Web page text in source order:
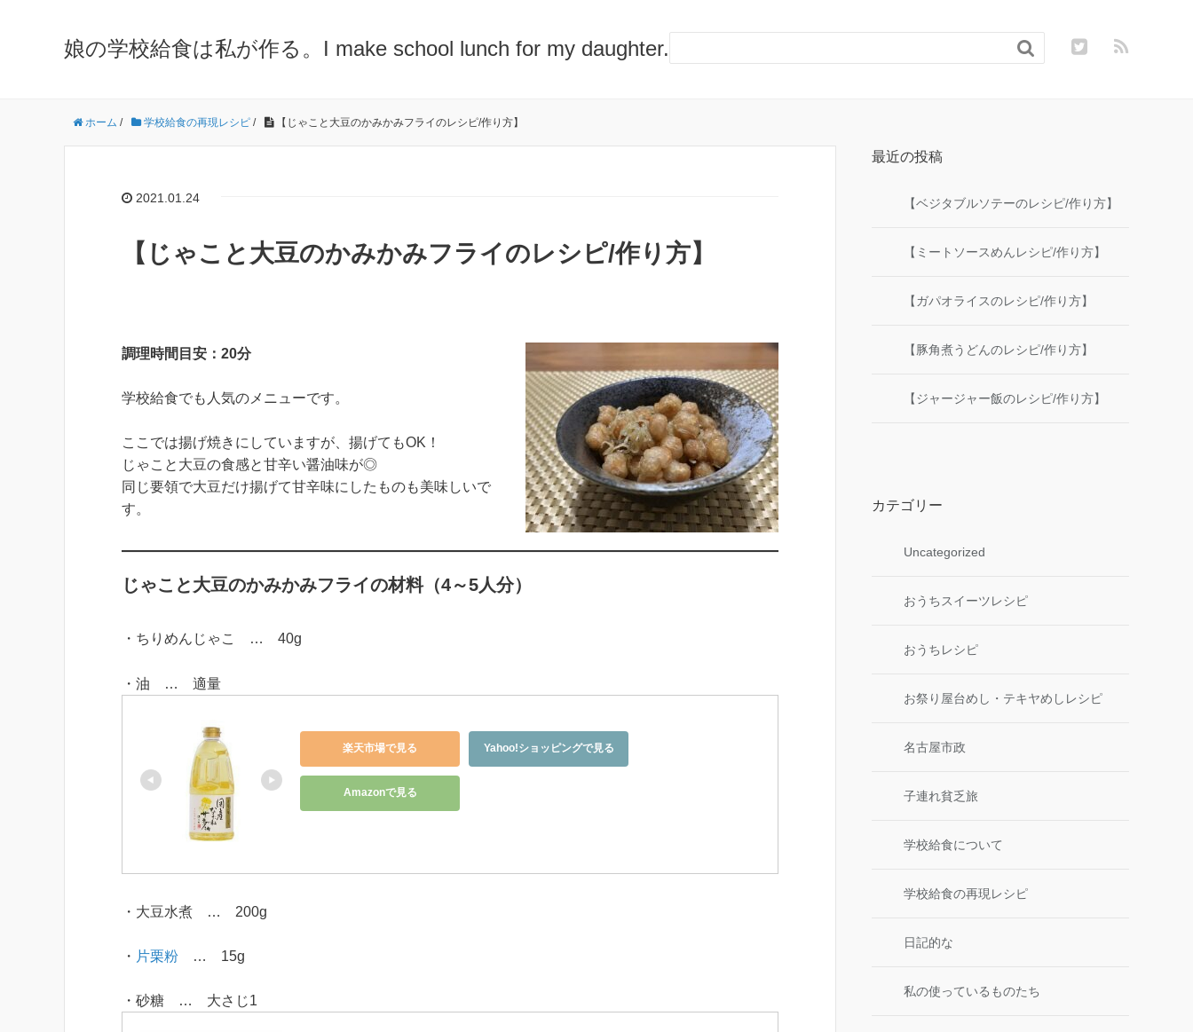
娘の学校給食は私が作る。I make school lunch for my daughter. 
ホーム / 学校給食の再現レシピ / 【じゃこと大豆のかみかみフライのレシピ/作り方】
2021.01.24
【じゃこと大豆のかみかみフライのレシピ/作り方】
調理時間目安：20分
学校給食でも人気のメニューです。
ここでは揚げ焼きにしていますが、揚げてもOK！
じゃこと大豆の食感と甘辛い醤油味が◎
同じ要領で大豆だけ揚げて甘辛味にしたものも美味しいで
す。
じゃこと大豆のかみかみフライの材料（4～5人分）
・ちりめんじゃこ … 40g
・油 … 適量
楽天市場で見る Yahoo!ショッピングで見る
Amazonで見る
・大豆水煮 … 200g
・ 片栗粉 … 15g
・砂糖 … 大さじ1
最近の投稿
【ベジタブルソテーのレシピ/作り方】
【ミートソースめんレシピ/作り方】
【ガパオライスのレシピ/作り方】
【豚角煮うどんのレシピ/作り方】
【ジャージャー飯のレシピ/作り方】
カテゴリー
Uncategorized
おうちスイーツレシピ
おうちレシピ
お祭り屋台めし・テキヤめしレシピ
名古屋市政
子連れ貧乏旅
学校給食について
学校給食の再現レシピ
日記的な
私の使っているものたち